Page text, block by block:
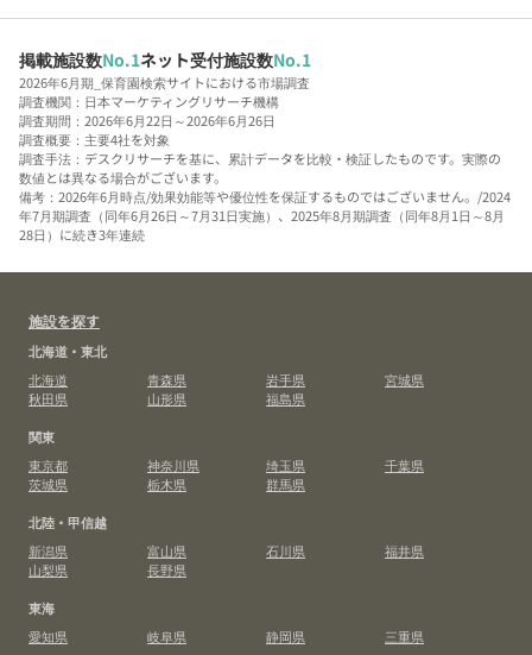
掲載施設数No.1ネット受付施設数No.1
2026年6月期_保育園検索サイトにおける市場調査
調査機関：日本マーケティングリサーチ機構
調査期間：2026年6月22日～2026年6月26日
調査概要：主要4社を対象
調査手法：デスクリサーチを基に、累計データを比較・検証したものです。実際の
数値とは異なる場合がございます。
備考：2026年6月時点/効果効能等や優位性を保証するものではございません。/2024
年7月期調査（同年6月26日～7月31日実施）、2025年8月期調査（同年8月1日～8月
28日）に続き3年連続
施設を探す
北海道・東北
北海道
青森県 岩手県
宮城県
秋田県
山形県
福島県
関東
東京都
神奈川県 埼玉県
千葉県
茨城県
栃木県
群馬県
北陸・甲信越
新潟県
富山県 石川県
福井県
山梨県
長野県
東海
愛知県
岐阜県 静岡県
三重県